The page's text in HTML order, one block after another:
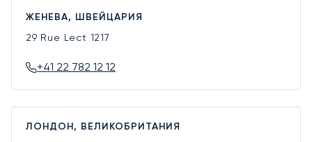
ЖЕНЕВА, ШВЕЙЦАРИЯ
29 Rue Lect 1217
+41 22 782 12 12
ЛОНДОН, ВЕЛИКОБРИТАНИЯ